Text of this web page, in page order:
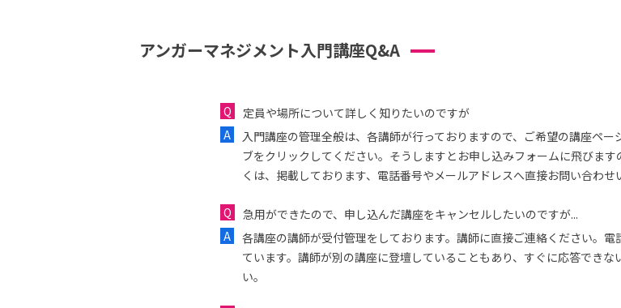
アンガーマネジメント入門講座Q&A
定員や場所について詳しく知りたいのですが
入門講座の管理全般は、各講師が行っておりますので、ご希望の講座ペ
ブをクリックしてください。そうしますとお申し込みフォームに飛びま
くは、掲載しております、電話番号やメールアドレスへ直接お問い合わせ
急用ができたので、申し込んだ講座をキャンセルしたいのですが...
各講座の講師が受付管理をしております。講師に直接ご連絡ください。
ています。講師が別の講座に登壇していることもあり、すぐに応答でき
い。